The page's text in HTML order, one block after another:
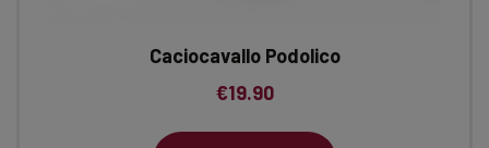
Caciocavallo Podolico
€19.90